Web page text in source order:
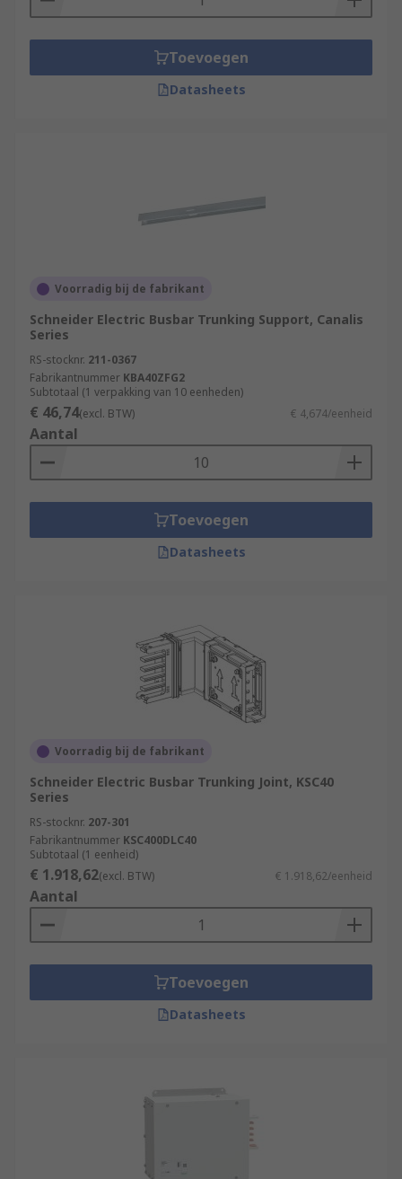
Toevoegen
Datasheets
Voorradig bij de fabrikant
Schneider Electric Busbar Trunking Support, Canalis
Series
RS-stocknr. 211-0367
Fabrikantnummer KBA40ZFG2
Subtotaal (1 verpakking van 10 eenheden)
€ 46,74(excl. BTW) € 4,674/eenheid
Aantal
Toevoegen
Datasheets
Voorradig bij de fabrikant
Schneider Electric Busbar Trunking Joint, KSC40
Series
RS-stocknr. 207-301
Fabrikantnummer KSC400DLC40
Subtotaal (1 eenheid)
€ 1.918,62(excl. BTW) € 1.918,62/eenheid
Aantal
Toevoegen
Datasheets